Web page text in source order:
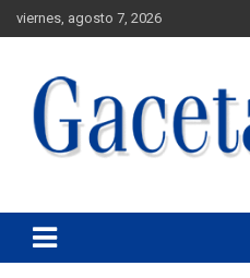
viernes, agosto 7, 2026
Gaceta UACJ